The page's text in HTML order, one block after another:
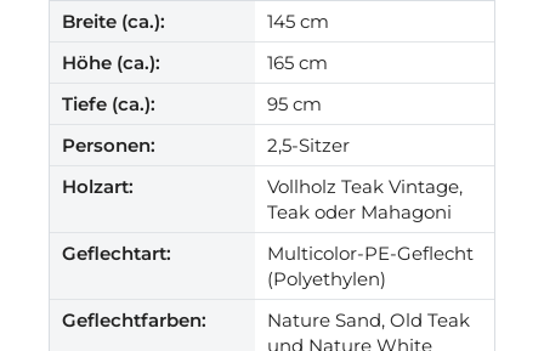
Breite (ca.):
145 cm
Höhe (ca.):
165 cm
Tiefe (ca.):
95 cm
Personen:
2,5-Sitzer
Holzart:
Vollholz Teak Vintage,
Teak oder Mahagoni
Geflechtart:
Multicolor-PE-Geflecht
(Polyethylen)
Geflechtfarben:
Nature Sand, Old Teak
und Nature White